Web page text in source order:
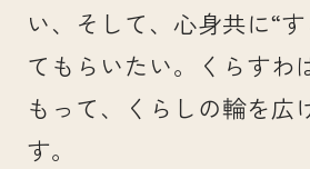
い、そして、心身共に“
てもらいたい。くらすわ
もって、くらしの輪を広
す。